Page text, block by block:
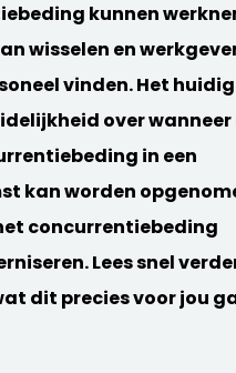
kunnen
wisselen en
vinden. Het
over wanneer
in een
kan worden
concurrentiebeding
Lees snel
dit precies voor jou